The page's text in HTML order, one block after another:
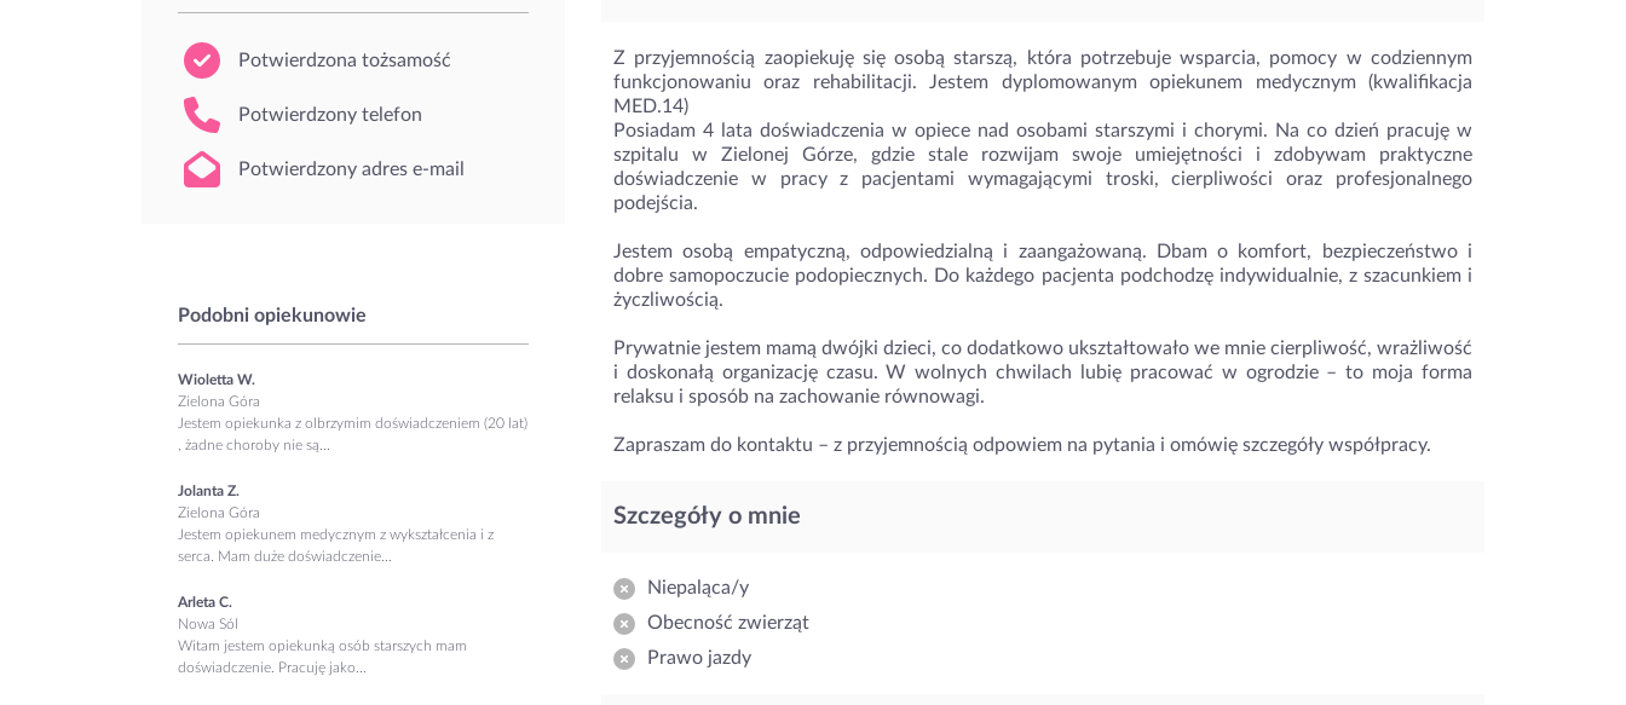
Potwierdzona tożsamość
Potwierdzony telefon
Potwierdzony adres e-mail
Podobni opiekunowie
Wioletta W.
Zielona Góra
Jestem opiekunka z olbrzymim doświadczeniem (20 lat)
, żadne choroby nie są...
Jolanta Z.
Zielona Góra
Jestem opiekunem medycznym z wykształcenia i z
serca. Mam duże doświadczenie...
Arleta C.
Nowa Sól
Witam jestem opiekunką osób starszych mam
doświadczenie. Pracuję jako...
Z przyjemnością zaopiekuję się osobą starszą, która potrzebuje wsparcia, pomocy w codziennym
funkcjonowaniu oraz rehabilitacji. Jestem dyplomowanym opiekunem medycznym (kwalifikacja
MED.14)
Posiadam 4 lata doświadczenia w opiece nad osobami starszymi i chorymi. Na co dzień pracuję w
szpitalu w Zielonej Górze, gdzie stale rozwijam swoje umiejętności i zdobywam praktyczne
doświadczenie w pracy z pacjentami wymagającymi troski, cierpliwości oraz profesjonalnego
podejścia.
Jestem osobą empatyczną, odpowiedzialną i zaangażowaną. Dbam o komfort, bezpieczeństwo i
dobre samopoczucie podopiecznych. Do każdego pacjenta podchodzę indywidualnie, z szacunkiem i
życzliwością.
Prywatnie jestem mamą dwójki dzieci, co dodatkowo ukształtowało we mnie cierpliwość, wrażliwość
i doskonałą organizację czasu. W wolnych chwilach lubię pracować w ogrodzie – to moja forma
relaksu i sposób na zachowanie równowagi.
Zapraszam do kontaktu – z przyjemnością odpowiem na pytania i omówię szczegóły współpracy.
Szczegóły o mnie
Niepaląca/y
Obecność zwierząt
Prawo jazdy